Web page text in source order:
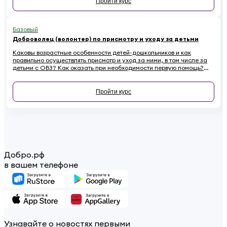
Базовый
Доброволец (волонтер) по присмотру и уходу за детьми
Каковы возрастные особенности детей-дошкольников и как
правильно осуществлять присмотр и уход за ними, в том числе за
детьми с ОВЗ? Как оказать при необходимости первую помощь?
добровольцев, работающих с детьми
Пройти курс
Добро.рф
в вашем телефоне
Узнавайте о новостях первыми